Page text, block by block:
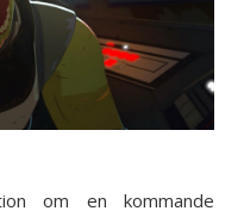
om en kommande